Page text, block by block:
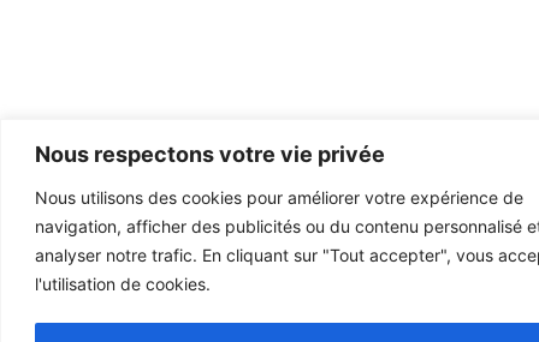
Nous respectons votre vie privée
Nous utilisons des cookies pour améliorer votre expérience de
navigation, afficher des publicités ou du contenu personnalisé
analyser notre trafic. En cliquant sur "Tout accepter", vous
l'utilisation de cookies.